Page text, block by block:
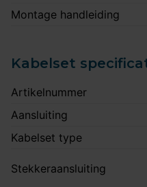
Montage handleiding
Kabelset
Artikelnummer
Aansluiting
Kabelset type
Stekkeraansluiting